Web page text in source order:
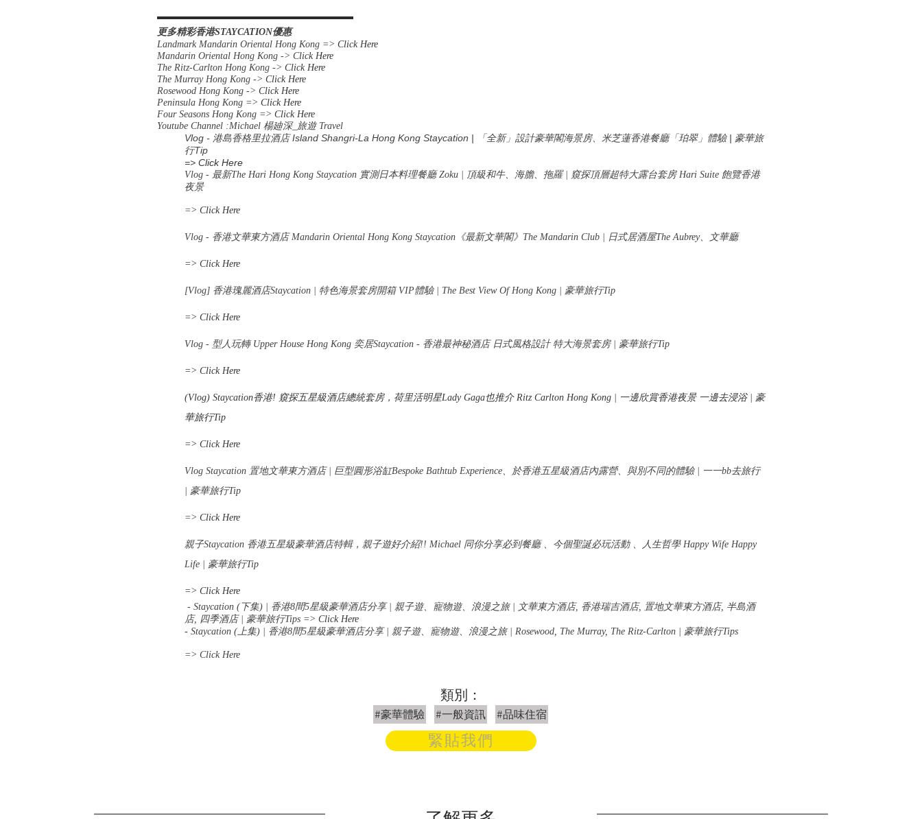
▬▬▬▬▬▬▬▬▬▬▬▬▬▬▬▬▬▬▬▬▬▬
更多精彩香港STAYCATION優惠
Landmark Mandarin Oriental Hong Kong => Click Here
Mandarin Oriental Hong Kong -> Click Here
The Ritz-Carlton Hong Kong -> Click Here
The Murray Hong Kong -> Click Here
Rosewood Hong Kong -> Click Here
Peninsula Hong Kong => Click Here
Four Seasons Hong Kong => Click Here
Youtube Channel :Michael 楊廸深_ 旅遊Travel
Vlog - 港島香格里拉酒店 Island Shangri-La Hong Kong Staycation | 「全新」設計豪華閣海景房、米芝蓮香港餐廳「珀翠」體驗 | 豪華旅
行Tip
=> Click Here
Vlog - 最新The Hari Hong Kong Staycation 實測日本料理餐廳 Zoku | 頂級和牛、海膽、拖羅 | 窺探頂層超特大露台套房 Hari Suite 飽覽香港
夜景
=> Click Here
Vlog - 香港文華東方酒店 Mandarin Oriental Hong Kong Staycation《最新文華閣》The Mandarin Club | 日式居酒屋The Aubrey、文華廳
=> Click Here
[Vlog] 香港瑰麗酒店Staycation | 特色海景套房開箱 VIP體驗 | The Best View Of Hong Kong | 豪華旅行Tip
=> Click Here
Vlog - 型人玩轉 Upper House Hong Kong 奕居Staycation - 香港最神秘酒店 日式風格設計 特大海景套房 | 豪華旅行Tip
=> Click Here
(Vlog) Staycation香港! 窺探五星級酒店總統套房，荷里活明星Lady Gaga也推介 Ritz Carlton Hong Kong | 一邊欣賞香港夜景 一邊去浸浴 | 豪
華旅行Tip
=> Click Here
Vlog Staycation 置地文華東方酒店 | 巨型圓形浴缸Bespoke Bathtub Experience、於香港五星級酒店內露營、與別不同的體驗 | 一一bb去旅行
| 豪華旅行Tip
=> Click Here
親子Staycation 香港五星級豪華酒店特輯，親子遊好介紹!! Michael 同你分享必到餐廳 、今個聖誕必玩活動 、人生哲學 Happy Wife Happy
Life | 豪華旅行Tip
=> Click Here
- Staycation (下集) | 香港8間5星級豪華酒店分享 | 親子遊、寵物遊、浪漫之旅 | 文華東方酒店, 香港瑞吉酒店, 置地文華東方酒店, 半島酒
店, 四季酒店 | 豪華旅行Tips => Click Here
- Staycation (上集) | 香港8間5星級豪華酒店分享| 親子遊、寵物遊、浪漫之旅| Rosewood, The Murray, The Ritz-Carlton | 豪華旅行Tips
=> Click Here
類別：
#豪華體驗 #一般資訊 #品味住宿
緊貼我們